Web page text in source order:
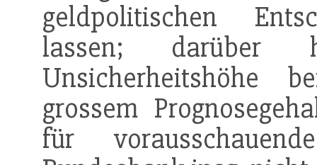
geldpolitischen
lassen;
Unsicherheitshöhe
grossem
für